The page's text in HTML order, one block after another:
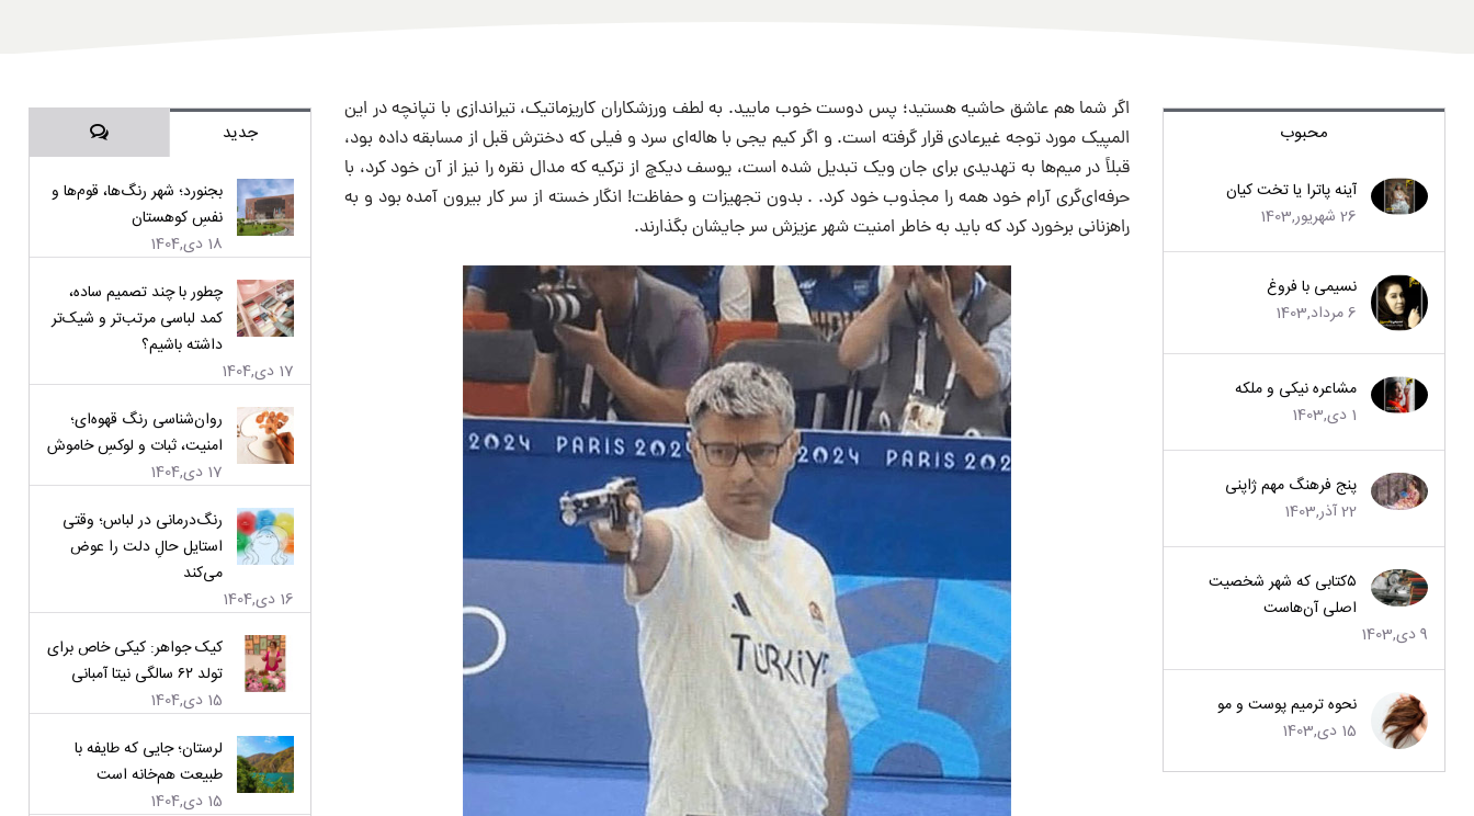
محبوب
آینه پاترا یا تخت کیان
26 شهریور,1403
نسیمی با فروغ
6 مرداد,1403
مشاعره نیکی و ملکه
1 دی,1403
پنج فرهنگ مهم ژاپنی
22 آذر,1403
۵کتابی که شهر شخصیت
اصلی آن‌هاست
9 دی,1403
نحوه ترمیم پوست و مو
15 دی,1403
اگر شما هم عاشق حاشیه هستید؛ پس دوست خوب مایید. به لطف ورزشکاران کاریزماتیک، تیراندازی با تپانچه در این
المپیک مورد توجه غیرعادی قرار گرفته است. و اگر کیم یجی با هاله‌ای سرد و فیلی که دخترش قبل از مسابقه داده بود،
قبلاً در میم‌ها به تهدیدی برای جان ویک تبدیل شده است، یوسف دیکچ از ترکیه که مدال نقره را نیز از آن خود کرد، با
حرفه‌ای‌گری آرام خود همه را مجذوب خود کرد. . بدون تجهیزات و حفاظت! انگار خسته از سر کار بیرون آمده بود و به
راهزنانی برخورد کرد که باید به خاطر امنیت شهر عزیزش سر جایشان بگذارند.
جدید دیدگاه‌ها
بجنورد؛ شهر رنگ‌ها، قوم‌ها و
نفسِ کوهستان
18 دی,1404
چطور با چند تصمیم ساده،
کمد لباسی مرتب‌تر و شیک‌تر
داشته باشیم؟
17 دی,1404
روان‌شناسی رنگ قهوه‌ای؛
امنیت، ثبات و لوکسِ خاموش
17 دی,1404
رنگ‌درمانی در لباس؛ وقتی
استایل حالِ دلت را عوض
می‌کند
16 دی,1404
کیک جواهر: کیکی خاص برای
تولد ۶۲ سالگی نیتا آمبانی
15 دی,1404
لرستان؛ جایی که طایفه با
طبیعت هم‌خانه است
15 دی,1404